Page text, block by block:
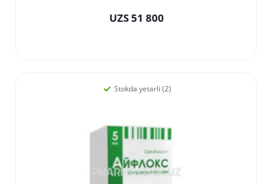
UZS 51 800
Stokda yetarli (2)